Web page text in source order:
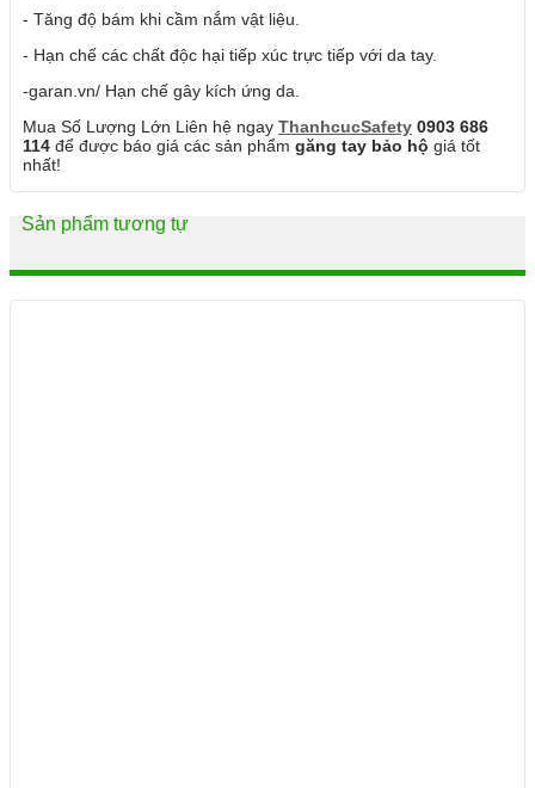
- Tăng độ bám khi cầm nắm vật liệu.
- Hạn chế các chất độc hại tiếp xúc trực tiếp với da tay.
-garan.vn/ Hạn chế gây kích ứng da.
Mua Số Lượng Lớn Liên hệ ngay ThanhcucSafety 0903 686
114 để được báo giá các sản phẩm găng tay bảo hộ giá tốt
nhất!
Sản phẩm tương tự